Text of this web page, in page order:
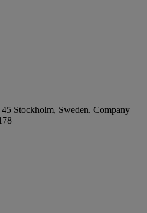
Stockholm, Sweden. Company